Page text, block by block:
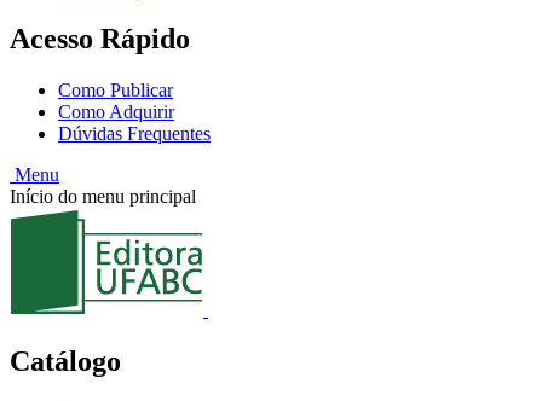
Acesso Rápido
Como Publicar
Como Adquirir
Dúvidas Frequentes
Menu
Início do menu principal
Catálogo